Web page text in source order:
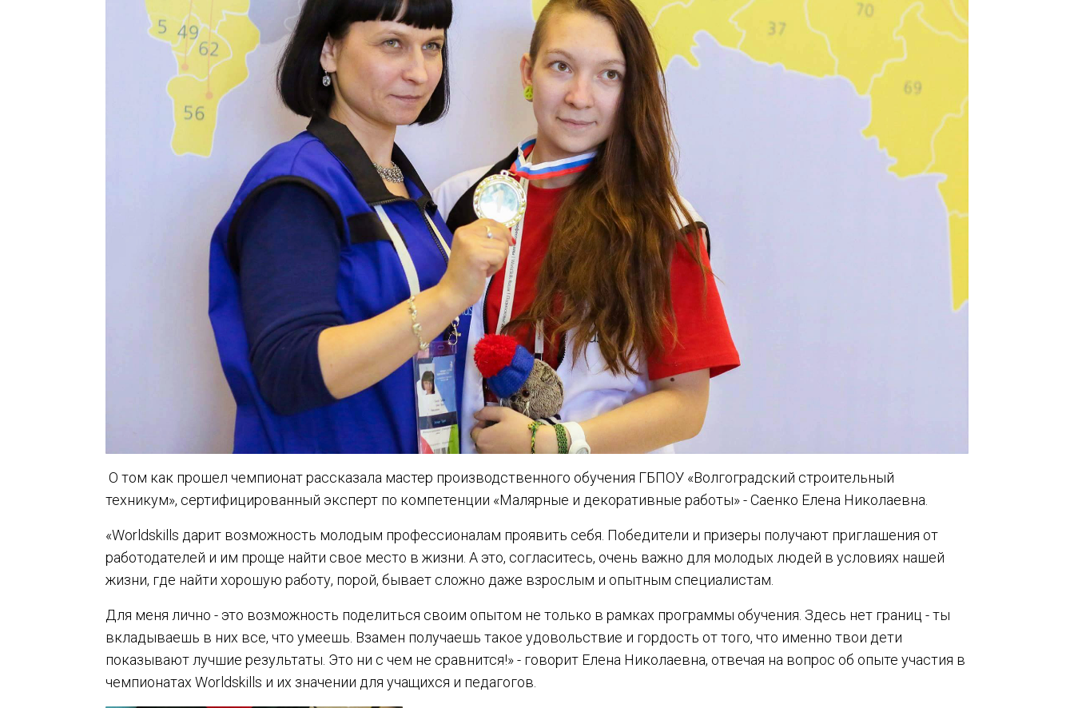
О том как прошел чемпионат рассказала мастер производственного обучения ГБПОУ «Волгоградский строительный
техникум», сертифицированный эксперт по компетенции «Малярные и декоративные работы» - Саенко Елена Николаевна.
«Worldskills дарит возможность молодым профессионалам проявить себя. Победители и призеры получают приглашения от
работодателей и им проще найти свое место в жизни. А это, согласитесь, очень важно для молодых людей в условиях нашей
жизни, где найти хорошую работу, порой, бывает сложно даже взрослым и опытным специалистам.
Для меня лично - это возможность поделиться своим опытом не только в рамках программы обучения. Здесь нет границ - ты
вкладываешь в них все, что умеешь. Взамен получаешь такое удовольствие и гордость от того, что именно твои дети
показывают лучшие результаты. Это ни с чем не сравнится!» - говорит Елена Николаевна, отвечая на вопрос об опыте участия в
чемпионатах Worldskills и их значении для учащихся и педагогов.